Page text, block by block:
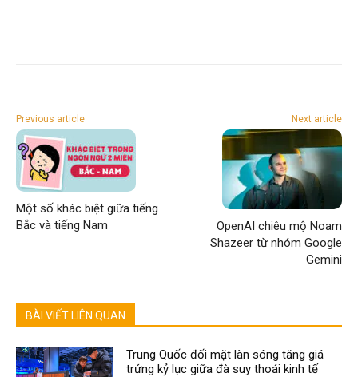
Previous article
Một số khác biệt giữa tiếng
Bắc và tiếng Nam
Next article
OpenAI chiêu mộ Noam
Shazeer từ nhóm Google
Gemini
BÀI VIẾT LIÊN QUAN
Trung Quốc đối mặt làn sóng tăng giá
trứng kỷ lục giữa đà suy thoái kinh tế